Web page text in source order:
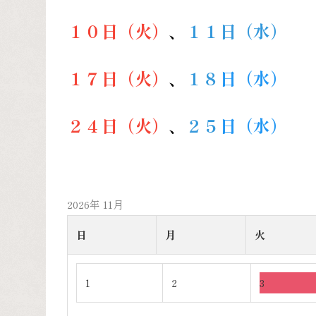
１０日（火） 、 １１ 日（水）
１７日（火） 、 １８ 日（水）
２４日（火） 、 ２５ 日（水）
2026年 11月
日 月 火
1 2 3